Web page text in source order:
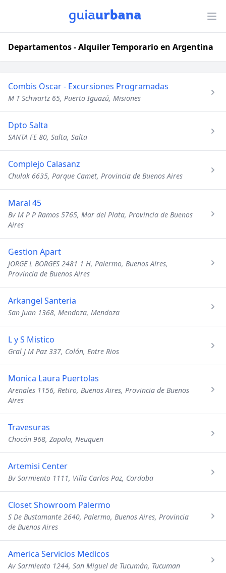
Departamentos - Alquiler Temporario en Argentina
Combis Oscar - Excursiones Programadas
M T Schwartz 65, Puerto Iguazú, Misiones
Dpto Salta
SANTA FE 80, Salta, Salta
Complejo Calasanz
Chulak 6635, Parque Camet, Provincia de Buenos Aires
Maral 45
Bv M P P Ramos 5765, Mar del Plata, Provincia de Buenos
Aires
Gestion Apart
JORGE L BORGES 2481 1 H, Palermo, Buenos Aires,
Provincia de Buenos Aires
Arkangel Santeria
San Juan 1368, Mendoza, Mendoza
L y S Mistico
Gral J M Paz 337, Colón, Entre Rios
Monica Laura Puertolas
Arenales 1156, Retiro, Buenos Aires, Provincia de Buenos
Aires
Travesuras
Chocón 968, Zapala, Neuquen
Artemisi Center
Bv Sarmiento 1111, Villa Carlos Paz, Cordoba
Closet Showroom Palermo
S De Bustamante 2640, Palermo, Buenos Aires, Provincia
de Buenos Aires
America Servicios Medicos
Av Sarmiento 1244, San Miguel de Tucumán, Tucuman